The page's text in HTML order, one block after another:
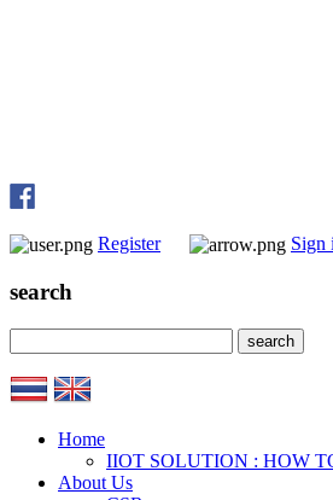
Register Sign
search
Home
IIOT SOLUTION : HOW
About Us